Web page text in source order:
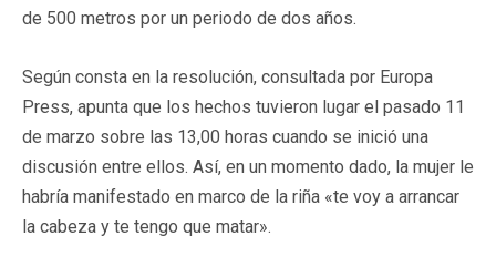
de 500 metros por un periodo de dos años.
Según consta en la resolución, consultada por Europa
Press, apunta que los hechos tuvieron lugar el pasado 11
de marzo sobre las 13,00 horas cuando se inició una
discusión entre ellos. Así, en un momento dado, la mujer le
habría manifestado en marco de la riña «te voy a arrancar
la cabeza y te tengo que matar».